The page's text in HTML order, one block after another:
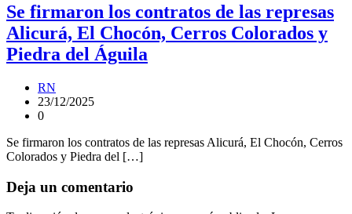
Se firmaron los contratos de las represas
Alicurá, El Chocón, Cerros Colorados y
Piedra del Águila
RN
23/12/2025
0
Se firmaron los contratos de las represas Alicurá, El Chocón, Cerros
Colorados y Piedra del […]
Deja un comentario